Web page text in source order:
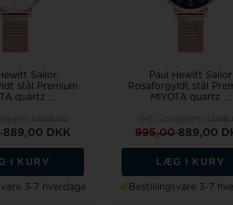
Sailor
stål Premium
quartz ...
889,00 DKK
I KURV
3-7 hverdage
Paul Hewitt Sailor
Rosaforgyldt stål
MIYOTA quartz ...
995,00889,00
LÆG I KURV
Bestillingsvare 3-7